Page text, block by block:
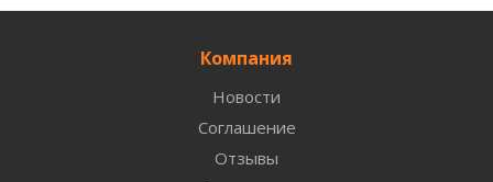
Компания
Новости
Соглашение
Отзывы